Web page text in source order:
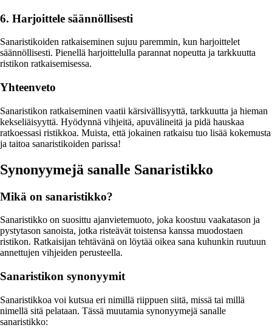
6. Harjoittele säännöllisesti
Sanaristikoiden ratkaiseminen sujuu paremmin, kun harjoittelet
säännöllisesti. Pienellä harjoittelulla parannat nopeutta ja tarkkuutta
ristikon ratkaisemisessa.
Yhteenveto
Sanaristikon ratkaiseminen vaatii kärsivällisyyttä, tarkkuutta ja hieman
kekseliäisyyttä. Hyödynnä vihjeitä, apuvälineitä ja pidä hauskaa
ratkoessasi ristikkoa. Muista, että jokainen ratkaisu tuo lisää kokemusta
ja taitoa sanaristikoiden parissa!
Synonyymejä sanalle Sanaristikko
Mikä on sanaristikko?
Sanaristikko on suosittu ajanvietemuoto, joka koostuu vaakatason ja
pystytason sanoista, jotka risteävät toistensa kanssa muodostaen
ristikon. Ratkaisijan tehtävänä on löytää oikea sana kuhunkin ruutuun
annettujen vihjeiden perusteella.
Sanaristikon synonyymit
Sanaristikkoa voi kutsua eri nimillä riippuen siitä, missä tai millä
nimellä sitä pelataan. Tässä muutamia synonyymejä sanalle
sanaristikko: